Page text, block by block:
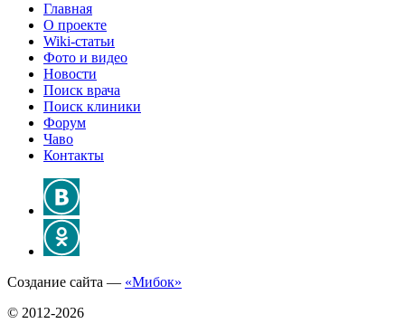
Главная
О проекте
Wiki-статьи
Фото и видео
Новости
Поиск врача
Поиск клиники
Форум
Чаво
Контакты
Создание сайта — «Мибок»
© 2012-2026